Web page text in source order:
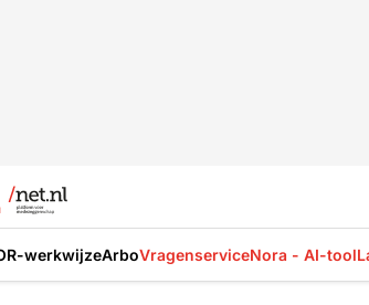
werkwijzeArboVragenserviceNora - AI-tool